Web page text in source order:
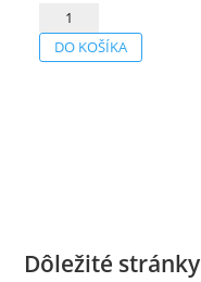
množstvo
Muškát
DO KOŠÍKA
Dôležité stránky